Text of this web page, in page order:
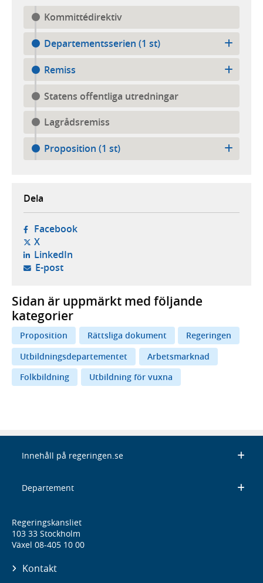
Kommittédirektiv
Departementsserien (1 st)
Remiss
Statens offentliga utredningar
Lagrådsremiss
Proposition (1 st)
Dela
Facebook- öppnas i ny flik, extern webbplats,
X- öppnas i ny flik, extern webbplats,
LinkedIn- öppnas i ny flik, extern webbplats,
E-post- öppnar din e-postklient,
Sidan är uppmärkt med följande
kategorier
Proposition Rättsliga dokument
Regeringen
Utbildningsdepartementet
Arbetsmarknad
Folkbildning
Utbildning för vuxna
Innehåll på regeringen.se
Departement
Regeringskansliet
103 33 Stockholm
Växel 08-405 10 00
Kontakt